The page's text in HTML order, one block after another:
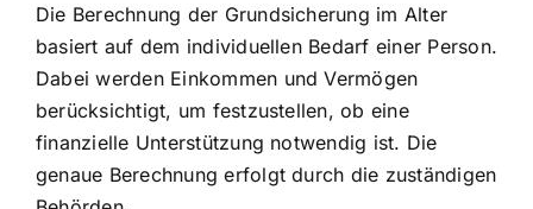
Die Berechnung der Grundsicherung im Alter
basiert auf dem individuellen Bedarf einer Person.
Dabei werden Einkommen und Vermögen
berücksichtigt, um festzustellen, ob eine
finanzielle Unterstützung notwendig ist. Die
genaue Berechnung erfolgt durch die zuständigen